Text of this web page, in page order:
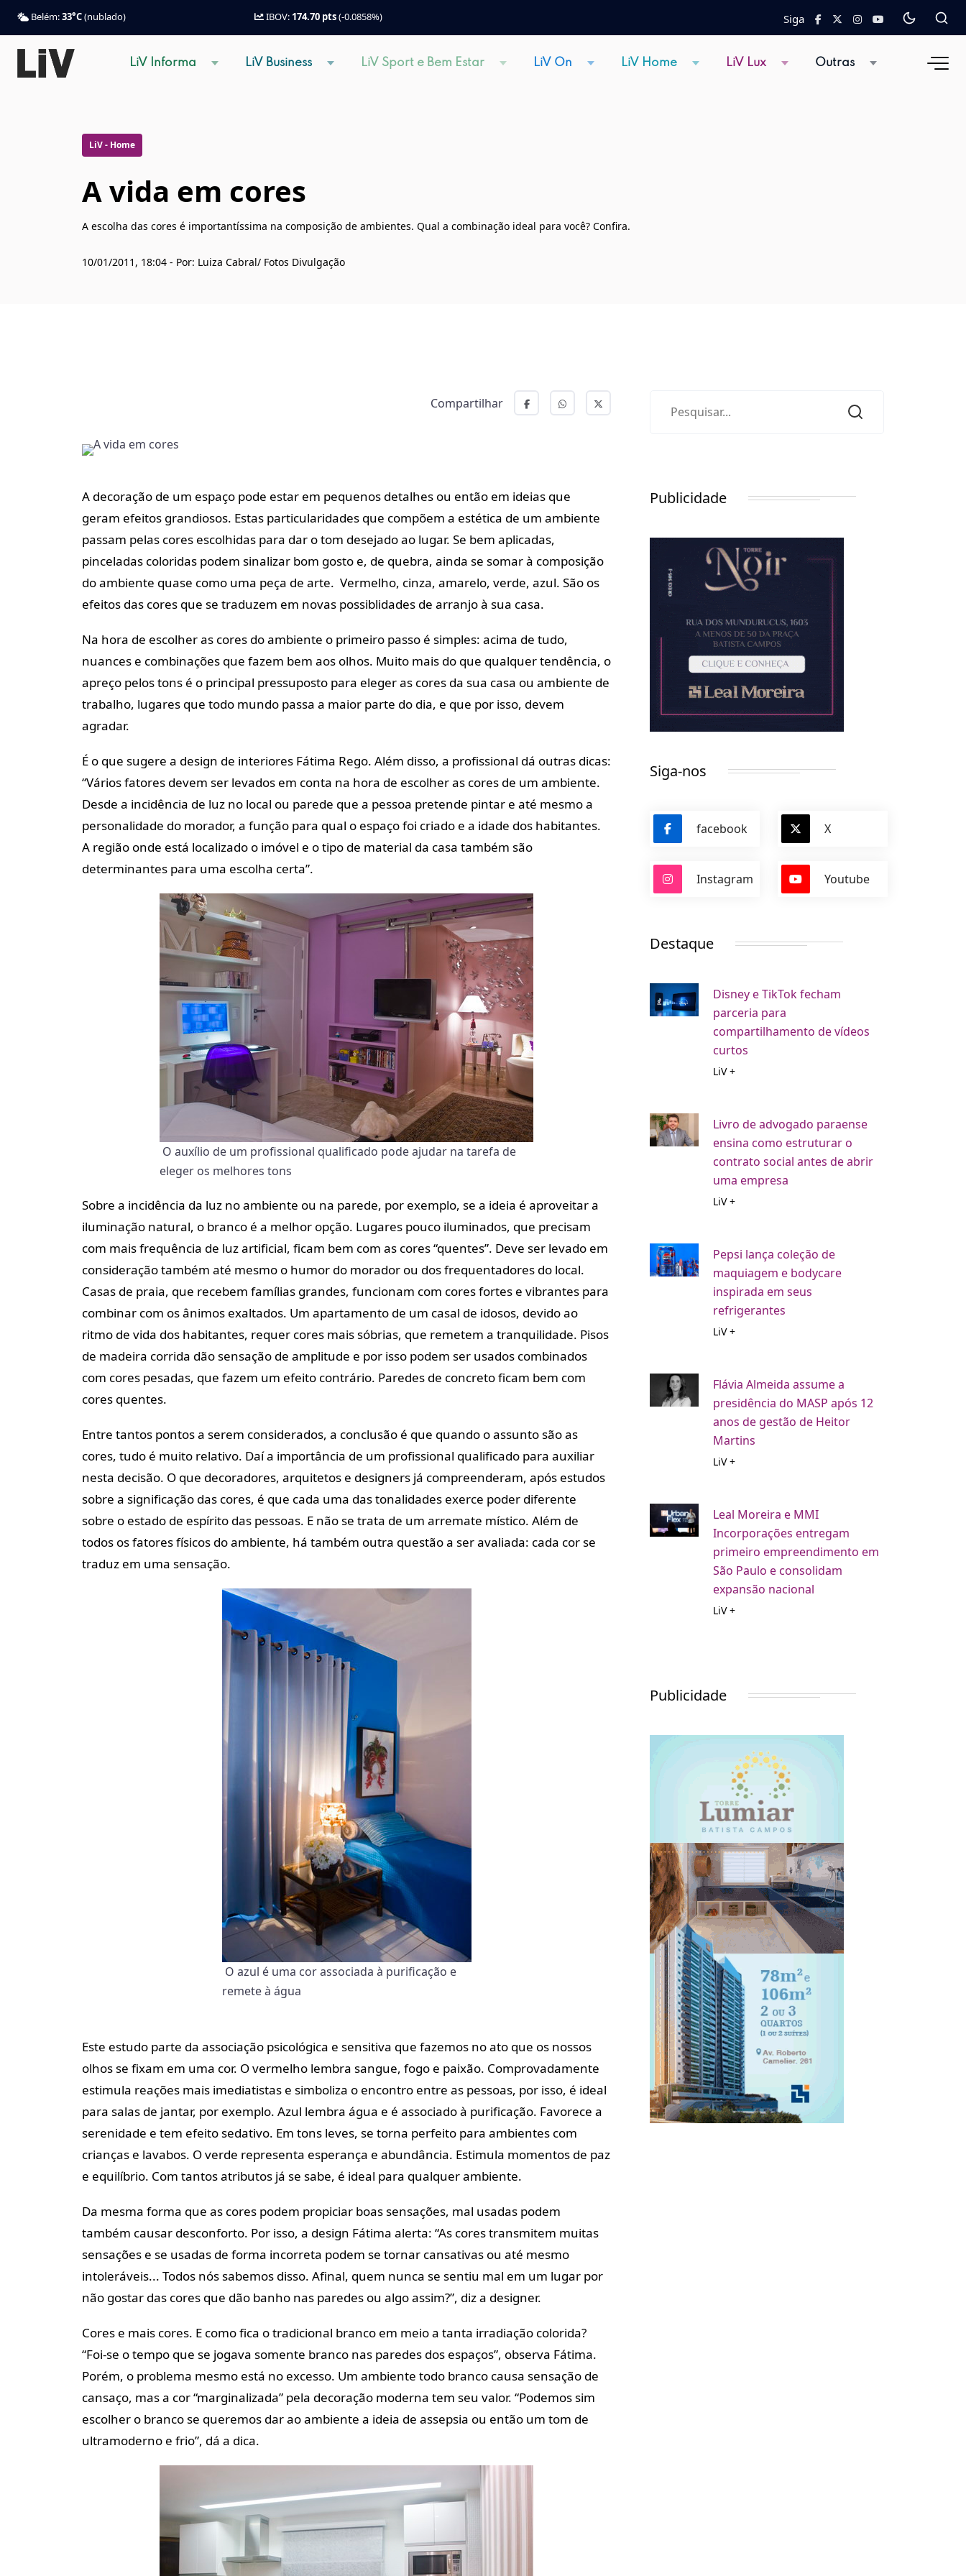
Belém:33°C(nublado) IBOV: 174.70 pts(-0.0858%) Siga
LiV Informa LiV Business LiV Sport e Bem Estar LiV On LiV Home LiV Lux Outras
LiV - Home
A vida em cores
A escolha das cores é importantíssima na composição de ambientes. Qual a combinação ideal para você? Confira.
10/01/2011, 18:04 - Por: Luiza Cabral/ Fotos Divulgação
Compartilhar
A decoração de um espaço pode estar em pequenos detalhes ou então em ideias que
geram efeitos grandiosos. Estas particularidades que compõem a estética de um ambiente
passam pelas cores escolhidas para dar o tom desejado ao lugar. Se bem aplicadas,
pinceladas coloridas podem sinalizar bom gosto e, de quebra, ainda se somar à composição
do ambiente quase como uma peça de arte. Vermelho, cinza, amarelo, verde, azul. São os
efeitos das cores que se traduzem em novas possiblidades de arranjo à sua casa.
Na hora de escolher as cores do ambiente o primeiro passo é simples: acima de tudo,
nuances e combinações que fazem bem aos olhos. Muito mais do que qualquer tendência, o
apreço pelos tons é o principal pressuposto para eleger as cores da sua casa ou ambiente de
trabalho, lugares que todo mundo passa a maior parte do dia, e que por isso, devem
agradar.
É o que sugere a design de interiores Fátima Rego. Além disso, a profissional dá outras dicas:
“Vários fatores devem ser levados em conta na hora de escolher as cores de um ambiente.
Desde a incidência de luz no local ou parede que a pessoa pretende pintar e até mesmo a
personalidade do morador, a função para qual o espaço foi criado e a idade dos habitantes.
A região onde está localizado o imóvel e o tipo de material da casa também são
determinantes para uma escolha certa”.
O auxílio de um profissional qualificado pode ajudar na tarefa de
eleger os melhores tons
Sobre a incidência da luz no ambiente ou na parede, por exemplo, se a ideia é aproveitar a
iluminação natural, o branco é a melhor opção. Lugares pouco iluminados, que precisam
com mais frequência de luz artificial, ficam bem com as cores “quentes”. Deve ser levado em
consideração também até mesmo o humor do morador ou dos frequentadores do local.
Casas de praia, que recebem famílias grandes, funcionam com cores fortes e vibrantes para
combinar com os ânimos exaltados. Um apartamento de um casal de idosos, devido ao
ritmo de vida dos habitantes, requer cores mais sóbrias, que remetem a tranquilidade. Pisos
de madeira corrida dão sensação de amplitude e por isso podem ser usados combinados
com cores pesadas, que fazem um efeito contrário. Paredes de concreto ficam bem com
cores quentes.
Entre tantos pontos a serem considerados, a conclusão é que quando o assunto são as
cores, tudo é muito relativo. Daí a importância de um profissional qualificado para auxiliar
nesta decisão. O que decoradores, arquitetos e designers já compreenderam, após estudos
sobre a significação das cores, é que cada uma das tonalidades exerce poder diferente
sobre o estado de espírito das pessoas. E não se trata de um arremate místico. Além de
todos os fatores físicos do ambiente, há também outra questão a ser avaliada: cada cor se
traduz em uma sensação.
O azul é uma cor associada à purificação e
remete à água
Este estudo parte da associação psicológica e sensitiva que fazemos no ato que os nossos
olhos se fixam em uma cor. O vermelho lembra sangue, fogo e paixão. Comprovadamente
estimula reações mais imediatistas e simboliza o encontro entre as pessoas, por isso, é ideal
para salas de jantar, por exemplo. Azul lembra água e é associado à purificação. Favorece a
serenidade e tem efeito sedativo. Em tons leves, se torna perfeito para ambientes com
crianças e lavabos. O verde representa esperança e abundância. Estimula momentos de paz
e equilíbrio. Com tantos atributos já se sabe, é ideal para qualquer ambiente.
Da mesma forma que as cores podem propiciar boas sensações, mal usadas podem
também causar desconforto. Por isso, a design Fátima alerta: “As cores transmitem muitas
sensações e se usadas de forma incorreta podem se tornar cansativas ou até mesmo
intoleráveis... Todos nós sabemos disso. Afinal, quem nunca se sentiu mal em um lugar por
não gostar das cores que dão banho nas paredes ou algo assim?”, diz a designer.
Cores e mais cores. E como fica o tradicional branco em meio a tanta irradiação colorida?
“Foi-se o tempo que se jogava somente branco nas paredes dos espaços”, observa Fátima.
Porém, o problema mesmo está no excesso. Um ambiente todo branco causa sensação de
cansaço, mas a cor “marginalizada” pela decoração moderna tem seu valor. “Podemos sim
escolher o branco se queremos dar ao ambiente a ideia de assepsia ou então um tom de
ultramoderno e frio”, dá a dica.
Publicidade
Siga-nos
facebook X
Instagram Youtube
Destaque
Disney e TikTok fecham
parceria para
compartilhamento de vídeos
curtos
LiV +
Livro de advogado paraense
ensina como estruturar o
contrato social antes de abrir
uma empresa
LiV +
Pepsi lança coleção de
maquiagem e bodycare
inspirada em seus
refrigerantes
LiV +
Flávia Almeida assume a
presidência do MASP após 12
anos de gestão de Heitor
Martins
LiV +
Leal Moreira e MMI
Incorporações entregam
primeiro empreendimento em
São Paulo e consolidam
expansão nacional
LiV +
Publicidade